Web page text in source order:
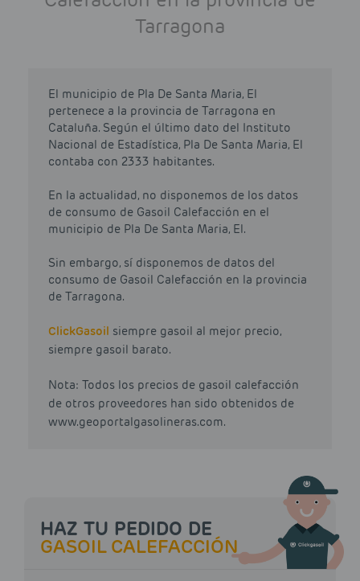
Tarragona
El municipio de Pla De Santa Maria, El
pertenece a la provincia de Tarragona en
Cataluña. Según el último dato del Instituto
Nacional de Estadística, Pla De Santa Maria, El
contaba con 2333 habitantes.
En la actualidad, no disponemos de los datos
de consumo de Gasoil Calefacción en el
municipio de Pla De Santa Maria, El.
Sin embargo, sí disponemos de datos del
consumo de Gasoil Calefacción en la provincia
de Tarragona.
ClickGasoil siempre gasoil al mejor precio,
siempre gasoil barato.
Nota: Todos los precios de gasoil calefacción
de otros proveedores han sido obtenidos de
www.geoportalgasolineras.com.
HAZ TU PEDIDO DE
GASOIL CALEFACCIÓN